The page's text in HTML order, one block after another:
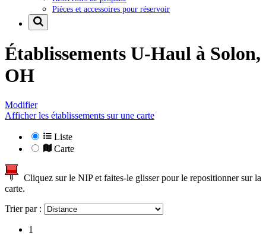
Pièces et accessoires pour réservoir
Établissements U-Haul à Solon,
OH
Modifier
Afficher les établissements sur une carte
Liste
Carte
Cliquez sur le NIP et faites-le glisser pour le repositionner sur la
carte.
Trier par :
1